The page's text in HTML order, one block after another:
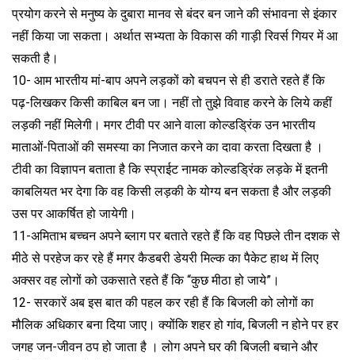
प्रयोग करने से मनुष्य के दुबारा मानव से बंदर बन जाने की संभावना से इंकार
नहीं किया जा सकता। अर्थात सभ्यता के विकास की गाड़ी रिवर्स गियर में आ
सकती है।
10- आम भारतीय मां-बाप अपने लड़कों को बचपन से ही डराते रहते हैं कि
पढ़-लिखकर किसी काबिल बन जा। नहीं तो तुझे विवाह करने के लिये कहीं
लड़की नहीं मिलेगी। मगर टीवी पर आने वाला कोल्डड्रिंक उन भारतीय
माताओं-पिताओं की समस्या का निजात करने का दावा करता दिखता है ।
टीवी का विज्ञापन बताता है कि स्प्राईट नामक कोल्डड्रिंक लड़के में इतनी
काबलियत भर देगा कि वह किसी लड़की के योग्य बन सकता है और लड़की
उस पर आकर्षित हो जायेगी।
11-अमिताभ बच्चन अपने ब्लाग पर बताते रहते हैं कि वह पिछले तीन दशक से
मीठे से परहेज कर रहे हैं मगर कैडबरी डेयरी मिल्क का पैकेट हाथ में लिए
अक्सर वह लोगों को उकसाते रहते हैं कि “कुछ मीठा हो जाये”।
12- सरकारें अब इस बात की पहल कर रही हैं कि बिजली को लोगों का
मौलिक अधिकार बना दिया जाए। क्योंकि शहर हो गांव, बिजली न होने पर हर
जगह जन-जीवन ठप हो जाता है । लोग अपने घर की बिजली बचाने और